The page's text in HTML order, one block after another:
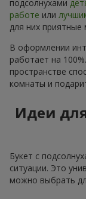
подсолнухами
работе или
для них
В оформлении
работает на
пространстве
комнаты и
Идеи
Букет с
ситуации. Это
можно выбрать